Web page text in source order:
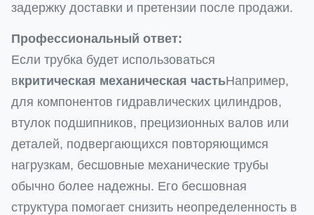
задержку доставки и претензии после продажи.
Профессиональный ответ:
Если трубка будет использоваться
вкритическая механическая частьНапример,
для компонентов гидравлических цилиндров,
втулок подшипников, прецизионных валов или
деталей, подвергающихся повторяющимся
нагрузкам, бесшовные механические трубы
обычно более надежны. Его бесшовная
структура помогает снизить неопределенность в